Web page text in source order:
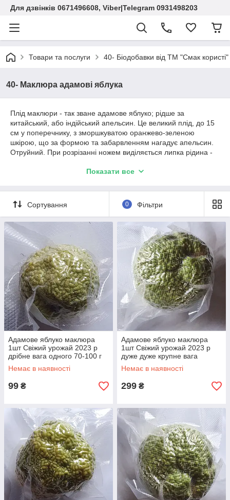
Для дзвінків 0671496608, Viber|Telegram 0931498203
Товари та послуги 40- Біодобавки від ТМ "Смак користі"
40- Маклюра адамові яблука
Плід маклюри - так зване адамове яблуко; рідше за
китайський, або індійський апельсин. Це великий плід, до 15
см у поперечнику, з зморшкуватою оранжево-зеленою
шкірою, що за формою та забарвленням нагадує апельсин.
Отруйний. При розрізанні ножем виділяється липка рідина -
Показати все
Сортування 0 Фільтри
Адамове яблуко маклюра
1шт Свіжий урожай 2023 р
дрібне вага одного 70-100 г
Немає в наявності
99 ₴
Адамове яблуко маклюра
1шт Свіжий урожай 2023 р
дуже дуже крупне вага
одного більше 500г
Немає в наявності
299 ₴